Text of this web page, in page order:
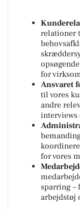
relationer
for
Ansvaret
til vores
andre
interviews
for vores
sparring –
arbejdstøj